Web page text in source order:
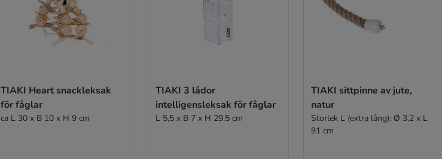
TIAKI Heart snackleksak
för fåglar
ca L 30 x B 10 x H 9 cm
TIAKI 3 lådor
intelligensleksak för fåglar
L 5,5 x B 7 x H 29,5 cm
TIAKI sittpinne av jute,
natur
Storlek L (extra lång): Ø 3,2 x L
91 cm